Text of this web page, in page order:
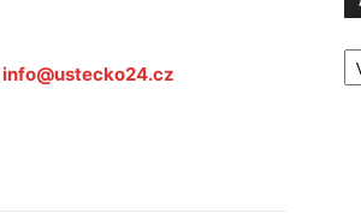
info@ustecko24.cz